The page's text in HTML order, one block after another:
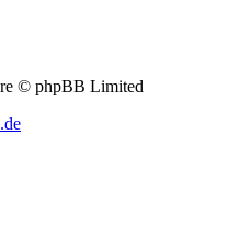
© phpBB Limited